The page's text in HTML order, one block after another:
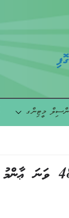
މީޓިންގ